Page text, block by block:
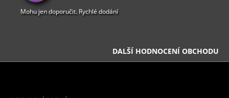
Mohu jen doporučit. Rychlé dodání
DALŠÍ HODNOCENÍ OBCHODU